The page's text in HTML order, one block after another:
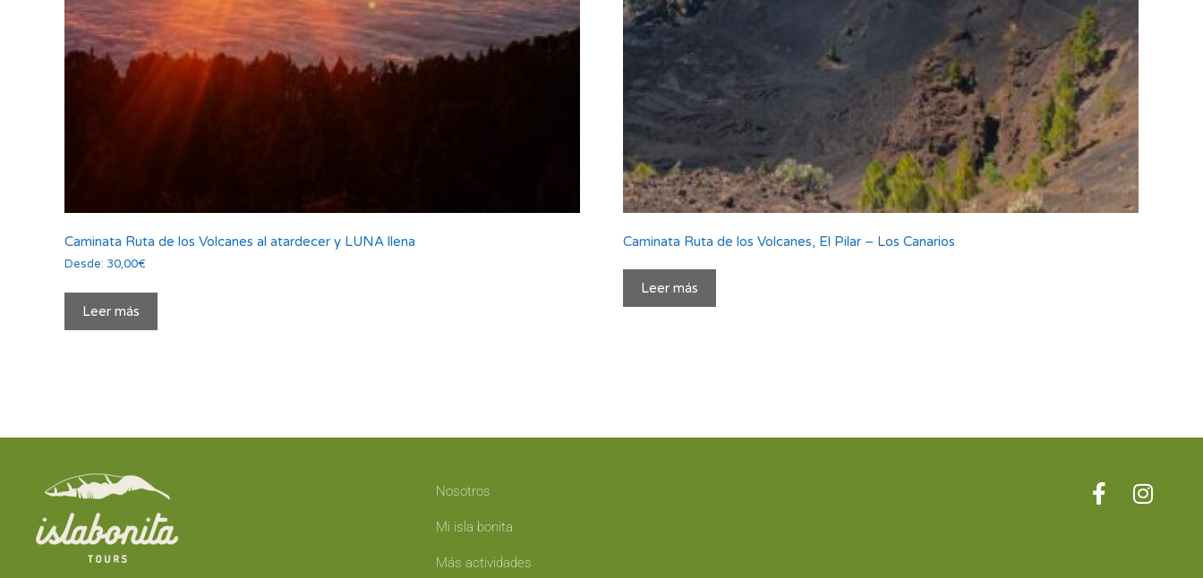
Caminata Ruta de los Volcanes al atardecer y LUNA llena
Desde: 30,00€
Leer más
Caminata Ruta de los Volcanes, El Pilar – Los Canarios
Leer más
Nosotros
Mi isla bonita
Más actividades